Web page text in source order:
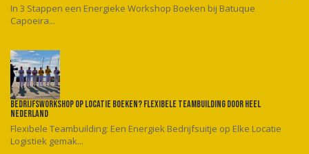
In 3 Stappen een Energieke Workshop Boeken bij Batuque
Capoeira...
Bedrijfsworkshop op locatie boeken? Flexibele teambuilding door heel
Nederland
Flexibele Teambuilding: Een Energiek Bedrijfsuitje op Elke Locatie
Logistiek gemak...